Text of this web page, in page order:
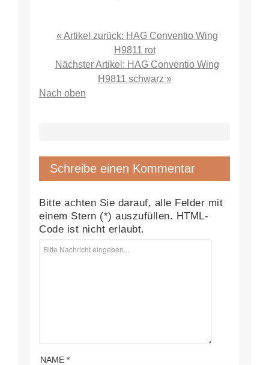
« Artikel zurück: HAG Conventio Wing
H9811 rot
Nächster Artikel: HAG Conventio Wing
H9811 schwarz »
Nach oben
Schreibe einen Kommentar
Bitte achten Sie darauf, alle Felder mit
einem Stern (*) auszufüllen. HTML-
Code ist nicht erlaubt.
NAME *